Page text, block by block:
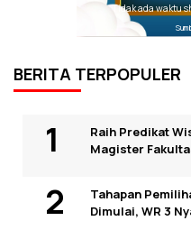
Tidak ada waktu
BERITA TERPOPULER
Raih Predikat
Magister
Tahapan
Dimulai, WR 3